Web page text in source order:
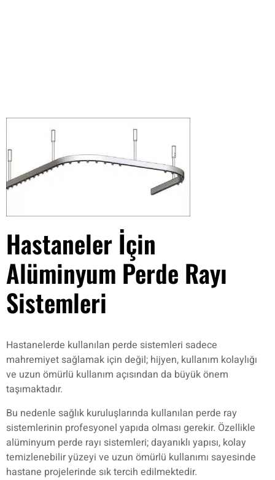
Hastaneler İçin
Alüminyum Perde Rayı
Sistemleri
Hastanelerde kullanılan perde sistemleri sadece
mahremiyet sağlamak için değil; hijyen, kullanım kolaylığı
ve uzun ömürlü kullanım açısından da büyük önem
taşımaktadır.
Bu nedenle sağlık kuruluşlarında kullanılan perde ray
sistemlerinin profesyonel yapıda olması gerekir. Özellikle
alüminyum perde rayı sistemleri; dayanıklı yapısı, kolay
temizlenebilir yüzeyi ve uzun ömürlü kullanımı sayesinde
hastane projelerinde sık tercih edilmektedir.